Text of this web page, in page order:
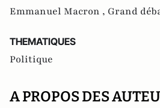
Emmanuel Macron , Grand
THEMATIQUES
Politique
A PROPOS DES